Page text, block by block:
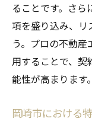
ることです。さ
項を盛り込み、リ
う。プロの不動
用することで、契
能性が高まります。
岡崎市における